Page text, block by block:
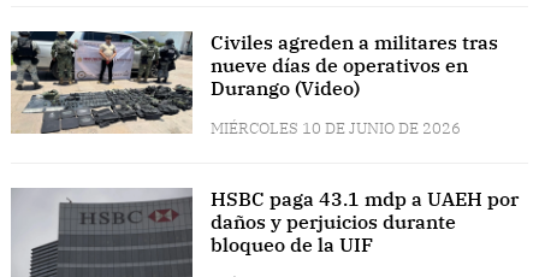
Civiles agreden a militares tras
nueve días de operativos en
Durango (Video)
MIÉRCOLES 10 DE JUNIO DE 2026
HSBC paga 43.1 mdp a UAEH por
daños y perjuicios durante
bloqueo de la UIF